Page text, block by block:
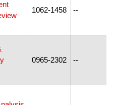
1062-1458 --
0965-2302 --